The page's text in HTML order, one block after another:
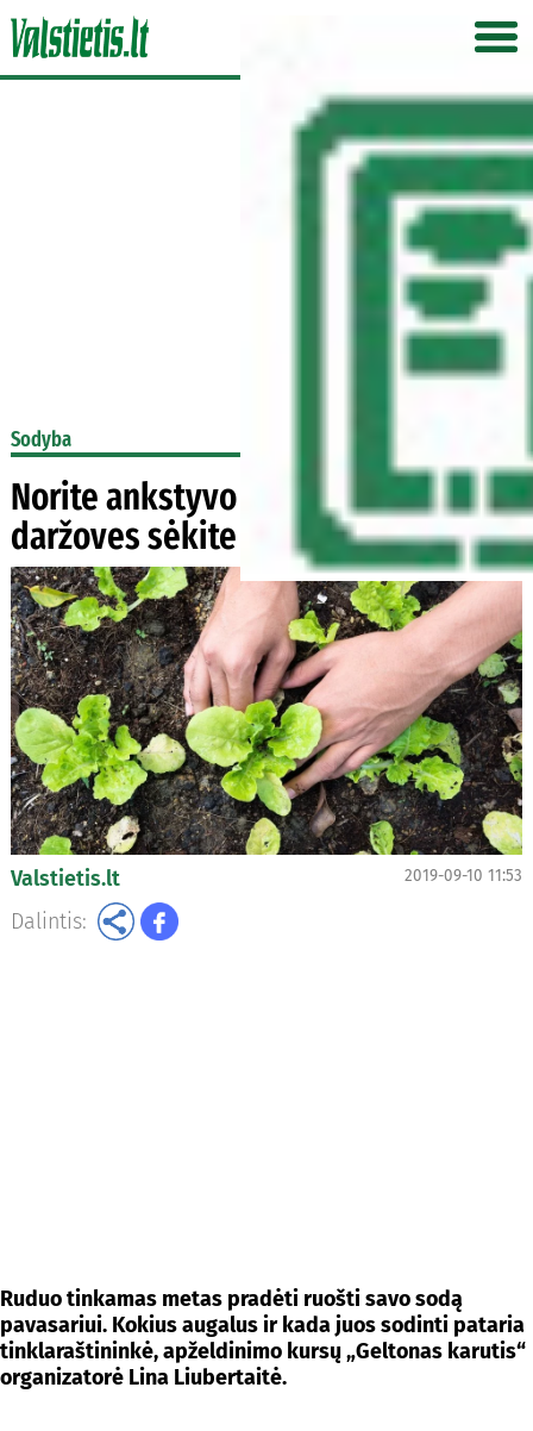
Sodyba
Norite ankstyvo derliaus? Šias
daržoves sėkite rudenį
Valstietis.lt 2019-09-10 11:53
Dalintis:
Ruduo tinkamas metas pradėti ruošti savo sodą
pavasariui. Kokius augalus ir kada juos sodinti pataria
tinklaraštininkė, apželdinimo kursų „Geltonas karutis“
organizatorė Lina Liubertaitė.